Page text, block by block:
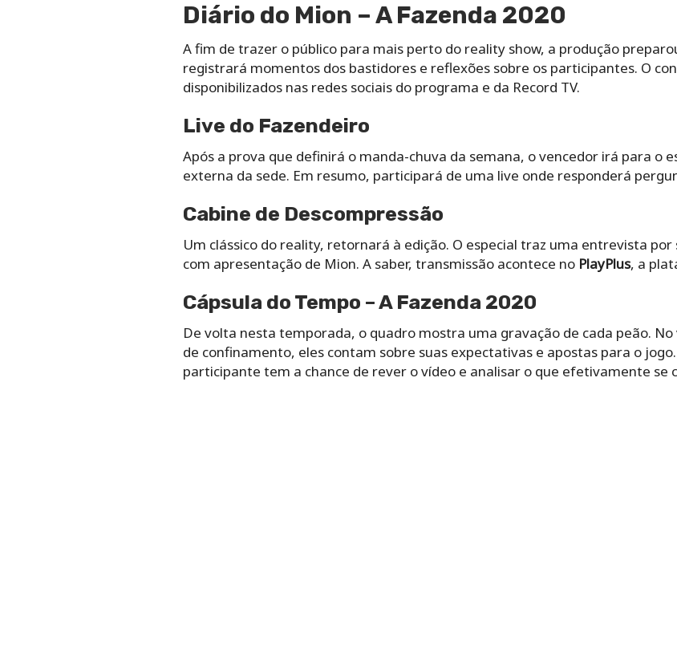
Diário do Mion –A Fazenda 2020
A fim de trazer o público para mais perto do reality show, a produção
registrará momentos dos bastidores e reflexões sobre os participantes. O
disponibilizados nas redes sociais do programa e da Record TV.
Live do Fazendeiro
Após a prova que definirá o manda-chuva da semana, o vencedor irá para o
externa da sede. Em resumo, participará de uma live onde responderá
Cabine de Descompressão
Um clássico do reality, retornará à edição. O especial traz uma entrevista
com apresentação de Mion. A saber, transmissão acontece no PlayPlus, a
Cápsula do Tempo – A Fazenda 2020
De volta nesta temporada, o quadro mostra uma gravação de cada peão.
de confinamento, eles contam sobre suas expectativas e apostas para o
participante tem a chance de rever o vídeo e analisar o que efetivamente se